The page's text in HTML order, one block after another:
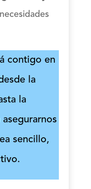
contigo en
la
la
sencillo,